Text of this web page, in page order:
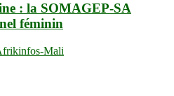
: la SOMAGEP-SA
féminin
Mali